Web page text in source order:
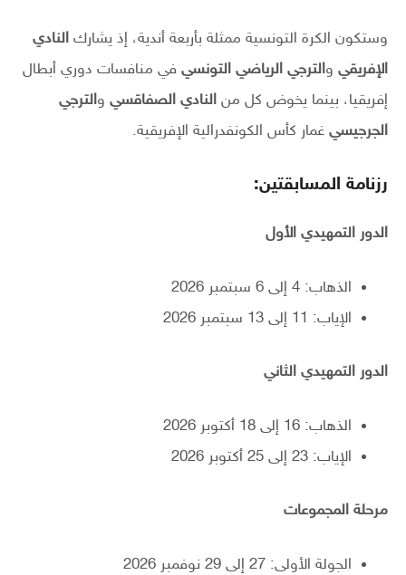
وستكون الكرة التونسية ممثلة بأربعة أندية، إذ يشارك النادي
الإفريقي والترجي الرياضي التونسي في منافسات دوري أبطال
إفريقيا، بينما يخوض كل من النادي الصفاقسي والترجي
الجرجيسي غمار كأس الكونفدرالية الإفريقية.
رزنامة المسابقتين:
الدور التمهيدي الأول
الذهاب: 4 إلى 6 سبتمبر 2026
الإياب: 11 إلى 13 سبتمبر 2026
الدور التمهيدي الثاني
الذهاب: 16 إلى 18 أكتوبر 2026
الإياب: 23 إلى 25 أكتوبر 2026
مرحلة المجموعات
الجولة الأولى: 27 إلى 29 نوفمبر 2026